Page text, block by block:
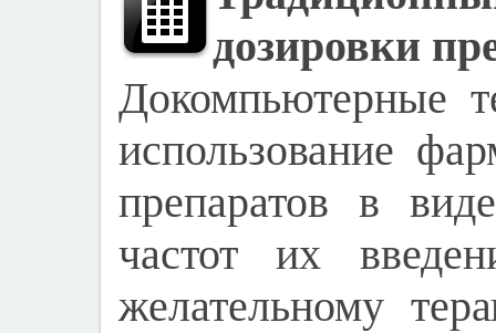
дозировки
Докомпьютерные
использование
препаратов в
частот их
желательному